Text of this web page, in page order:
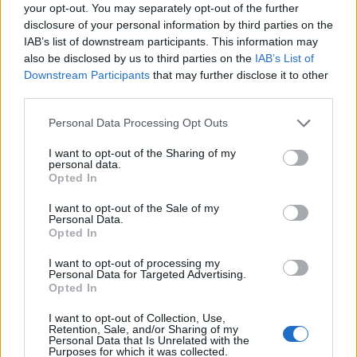
your opt-out. You may separately opt-out of the further
disclosure of your personal information by third parties on the
IAB’s list of downstream participants. This information may
also be disclosed by us to third parties on the IAB’s List of
Downstream Participants that may further disclose it to other
Personal Data Processing Opt Outs
I want to opt-out of the Sharing of my
personal data.
Opted In
I want to opt-out of the Sale of my
Personal Data.
Opted In
I want to opt-out of processing my
Personal Data for Targeted Advertising.
Opted In
I want to opt-out of Collection, Use,
Retention, Sale, and/or Sharing of my
Personal Data that Is Unrelated with the
Purposes for which it was collected.
Social Media
Terms & Privacy Menu
Όροι Χρήσης Πολιτική Απορρήτου
Η εταιρεία
Ιστορικό
Διεθνής Παρουσία
Σεμινάρια
Έκθεση Εικόνων